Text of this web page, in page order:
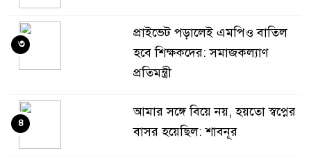
প্রাইভেট পড়ালেই এমপিও বাতিল
হবে শিক্ষকদের: সমাজকল্যাণ
প্রতিমন্ত্রী
৩
আমার সঙ্গে বিয়ে নয়, হয়তো স্বপ্নের
বাসর হয়েছিল: শাবনূর
৪